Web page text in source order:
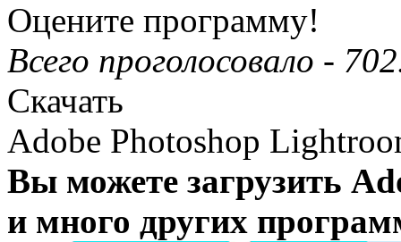
Оцените программу!
Всего проголосовало - 702
Скачать
Adobe Photoshop
Вы можете загрузить
и много других